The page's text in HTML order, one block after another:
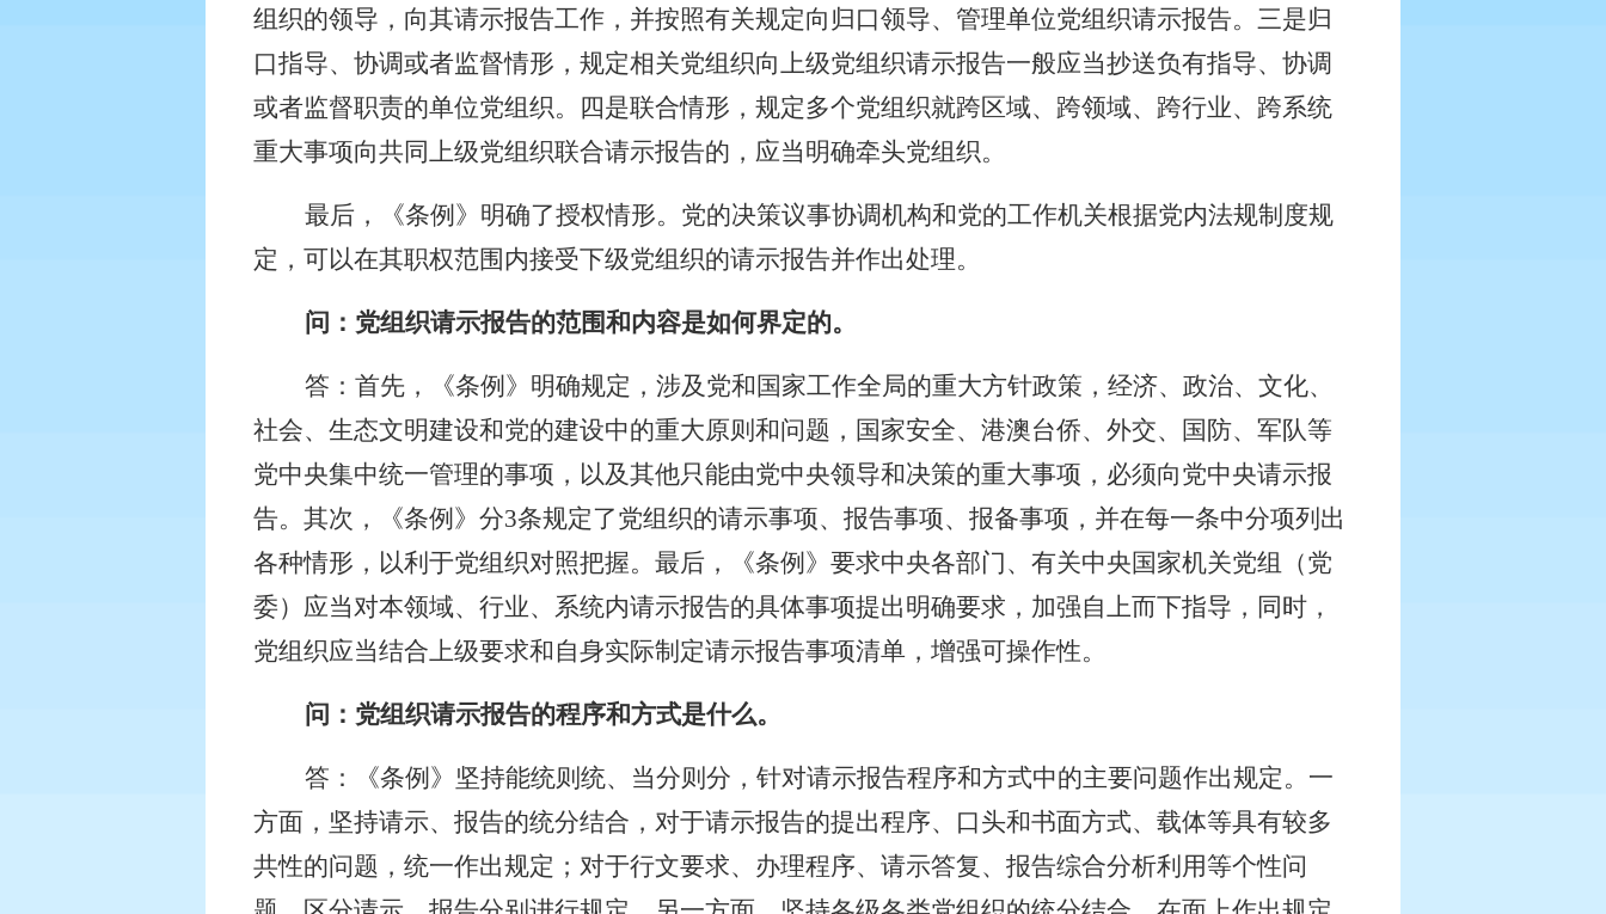
组织的领导，向其请示报告工作，并按照有关规定向归口领导、管理单位党组织请示报告。三是归
口指导、协调或者监督情形，规定相关党组织向上级党组织请示报告一般应当抄送负有指导、协调
或者监督职责的单位党组织。四是联合情形，规定多个党组织就跨区域、跨领域、跨行业、跨系统
重大事项向共同上级党组织联合请示报告的，应当明确牵头党组织。
最后，《条例》明确了授权情形。党的决策议事协调机构和党的工作机关根据党内法规制度规
定，可以在其职权范围内接受下级党组织的请示报告并作出处理。
问：党组织请示报告的范围和内容是如何界定的。
答：首先，《条例》明确规定，涉及党和国家工作全局的重大方针政策，经济、政治、文化、
社会、生态文明建设和党的建设中的重大原则和问题，国家安全、港澳台侨、外交、国防、军队等
党中央集中统一管理的事项，以及其他只能由党中央领导和决策的重大事项，必须向党中央请示报
告。其次，《条例》分3条规定了党组织的请示事项、报告事项、报备事项，并在每一条中分项列出
各种情形，以利于党组织对照把握。最后，《条例》要求中央各部门、有关中央国家机关党组（党
委）应当对本领域、行业、系统内请示报告的具体事项提出明确要求，加强自上而下指导，同时，
党组织应当结合上级要求和自身实际制定请示报告事项清单，增强可操作性。
问：党组织请示报告的程序和方式是什么。
答：《条例》坚持能统则统、当分则分，针对请示报告程序和方式中的主要问题作出规定。一
方面，坚持请示、报告的统分结合，对于请示报告的提出程序、口头和书面方式、载体等具有较多
共性的问题，统一作出规定；对于行文要求、办理程序、请示答复、报告综合分析利用等个性问